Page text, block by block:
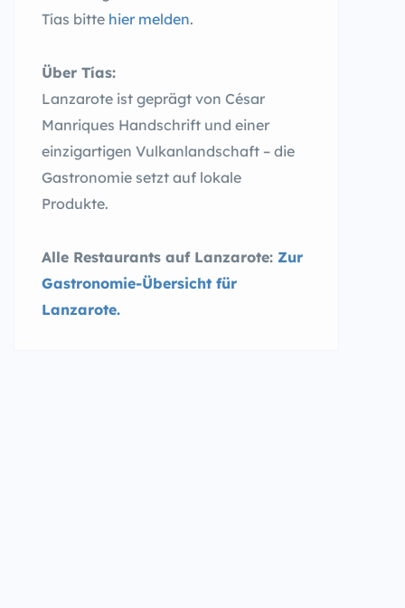
Tías bitte hier melden.
Über Tías:
Lanzarote ist geprägt von César
Manriques Handschrift und einer
einzigartigen Vulkanlandschaft – die
Gastronomie setzt auf lokale
Produkte.
Alle Restaurants auf Lanzarote: Zur
Gastronomie-Übersicht für
Lanzarote.